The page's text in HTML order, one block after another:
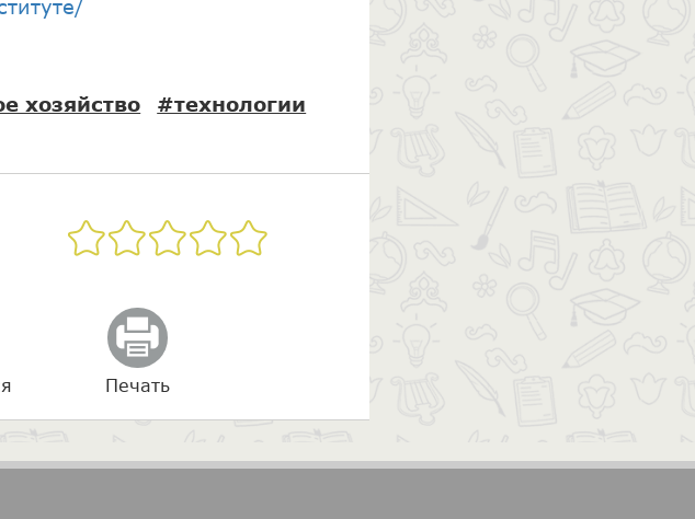
хозяйство
#технологии
Печать